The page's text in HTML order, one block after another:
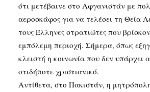
ότι μετέβαινε στο Αφγανιστάν με
αεροσκάφος για να τελέσει τη Θεία
τους Έλληνες στρατιώτες που
εμπόλεμη περιοχή. Σήμερα, όπως
κλειστή η κοινωνία που δεν υπάρχει
οτιδήποτε χριστιανικό.
Αντίθετα, στο Πακιστάν, η